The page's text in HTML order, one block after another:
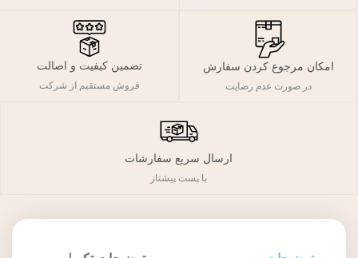
امکان مرجوع کردن سفارش
در صورت عدم رضایت
تضمین کیفیت و اصالت
فروش مستقیم از شرکت
ارسال سریع سفارشات
با پست پیشتاز